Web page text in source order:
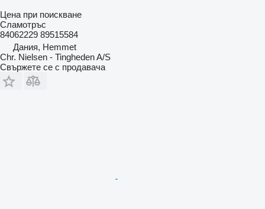
Цена при поискване
Сламотръс
84062229 89515584
Дания, Hemmet
Chr. Nielsen - Tingheden A/S
Свържете се с продавача